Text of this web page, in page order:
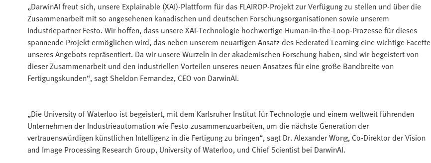
„DarwinAI freut sich, unsere Explainable (XAI)-Plattform für das FLAIROP-Projekt zur Verfügung zu stellen und über die
Zusammenarbeit mit so angesehenen kanadischen und deutschen Forschungsorganisationen sowie unserem
Industriepartner Festo. Wir hoffen, dass unsere XAI-Technologie hochwertige Human-in-the-Loop-Prozesse für dieses
spannende Projekt ermöglichen wird, das neben unserem neuartigen Ansatz des Federated Learning eine wichtige Facette
unseres Angebots repräsentiert. Da wir unsere Wurzeln in der akademischen Forschung haben, sind wir begeistert von
dieser Zusammenarbeit und den industriellen Vorteilen unseres neuen Ansatzes für eine große Bandbreite von
Fertigungskunden“, sagt Sheldon Fernandez, CEO von DarwinAI.
„Die University of Waterloo ist begeistert, mit dem Karlsruher Institut für Technologie und einem weltweit führenden
Unternehmen der Industrieautomation wie Festo zusammenzuarbeiten, um die nächste Generation der
vertrauenswürdigen künstlichen Intelligenz in die Fertigung zu bringen“, sagt Dr. Alexander Wong, Co-Direktor der Vision
and Image Processing Research Group, University of Waterloo, und Chief Scientist bei DarwinAI.